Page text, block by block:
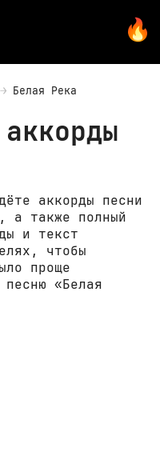
Белая Река
аккорды песни
а также полный
и текст
чтобы
проще
«Белая